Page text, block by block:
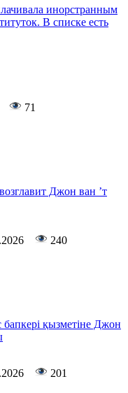
инорстранным
В списке есть
71
Джон ван ’т
240
қызметіне Джон
201